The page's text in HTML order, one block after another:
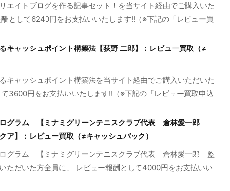
エイトブログを作る記事セット！を当サイト経由でご購入いた
として6240円をお支払いいたします!!（※下記の「レビュー買
キャッシュポイント構築法【荻野 二郎】：レビュー買取（≠
キャッシュポイント構築法を当サイト経由でご購入いただいた
3600円をお支払いいたします!!（※下記の「レビュー買取申込
ログラム 【ミナミグリーンテニスクラブ代表 倉林愛一郎
ア】：レビュー買取（≠キャッシュバック）
ログラム 【ミナミグリーンテニスクラブ代表 倉林愛一郎 監
ただいた方全員に、 レビュー報酬として4000円をお支払いい